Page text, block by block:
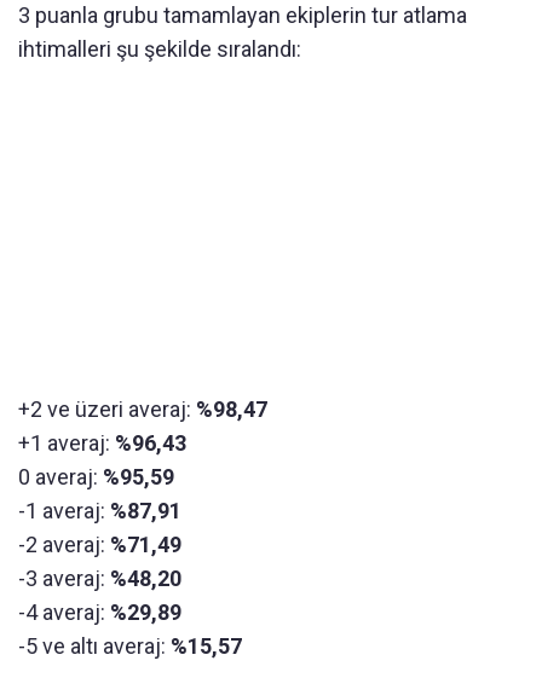
3 puanla grubu tamamlayan ekiplerin tur atlama
ihtimalleri şu şekilde sıralandı:
+2 ve üzeri averaj: %98,47
+1 averaj: %96,43
0 averaj: %95,59
-1 averaj: %87,91
-2 averaj: %71,49
-3 averaj: %48,20
-4 averaj: %29,89
-5 ve altı averaj: %15,57